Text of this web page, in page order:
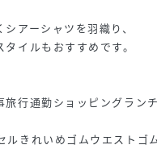
アーシャツを羽織り、
イルもおすすめです。
行通勤ショッピングラン
きれいめゴムウエストゴ